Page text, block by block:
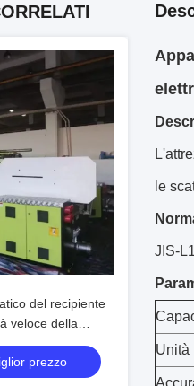
del recipiente
veloce della
della parete
prezzo
le
JIS-
Unità